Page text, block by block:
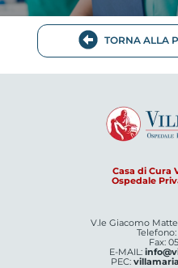
TORNA ALLA
Casa di Cura
Ospedale
V.le Giacomo
Telefono:
Fax:
E-MAIL:
PEC: